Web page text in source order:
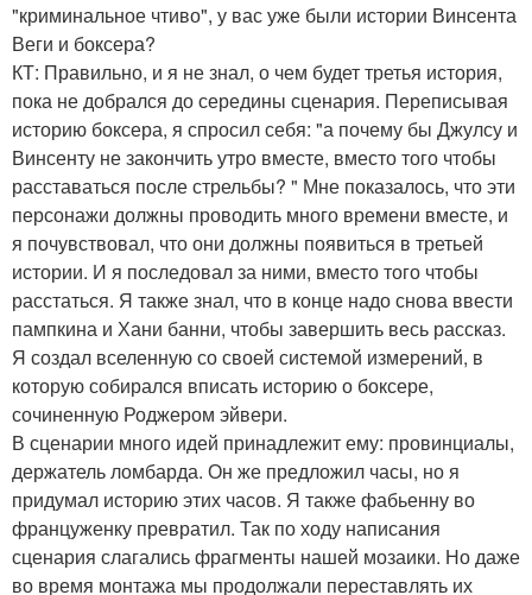
"криминальное чтиво", у вас уже были истории Винсента
Веги и боксера?
КТ: Правильно, и я не знал, о чем будет третья история,
пока не добрался до середины сценария. Переписывая
историю боксера, я спросил себя: "а почему бы Джулсу и
Винсенту не закончить утро вместе, вместо того чтобы
расставаться после стрельбы? " Мне показалось, что эти
персонажи должны проводить много времени вместе, и
я почувствовал, что они должны появиться в третьей
истории. И я последовал за ними, вместо того чтобы
расстаться. Я также знал, что в конце надо снова ввести
пампкина и Хани банни, чтобы завершить весь рассказ.
Я создал вселенную со своей системой измерений, в
которую собирался вписать историю о боксере,
сочиненную Роджером эйвери.
В сценарии много идей принадлежит ему: провинциалы,
держатель ломбарда. Он же предложил часы, но я
придумал историю этих часов. Я также фабьенну во
француженку превратил. Так по ходу написания
сценария слагались фрагменты нашей мозаики. Но даже
во время монтажа мы продолжали переставлять их